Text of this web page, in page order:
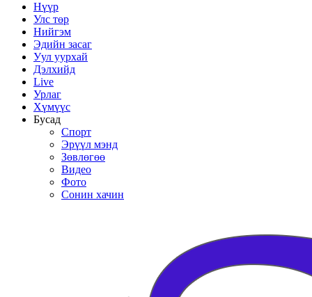
Нүүр
Улс төр
Нийгэм
Эдийн засаг
Уул уурхай
Дэлхийд
Live
Урлаг
Хүмүүс
Бусад
Спорт
Эрүүл мэнд
Зөвлөгөө
Видео
Фото
Сонин хачин